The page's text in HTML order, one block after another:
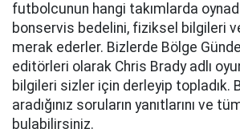
futbolcunun hangi takımlarda
bonservis bedelini, fiziksel bilgileri
merak ederler. Bizlerde Bölge
editörleri olarak Chris Brady adlı
bilgileri sizler için derleyip topladık.
aradığınız soruların yanıtlarını ve
bulabilirsiniz.